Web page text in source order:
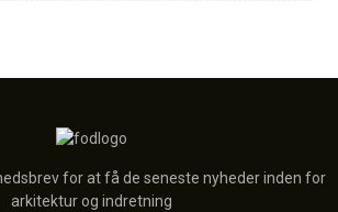
for at få de seneste nyheder inden for
arkitektur og indretning